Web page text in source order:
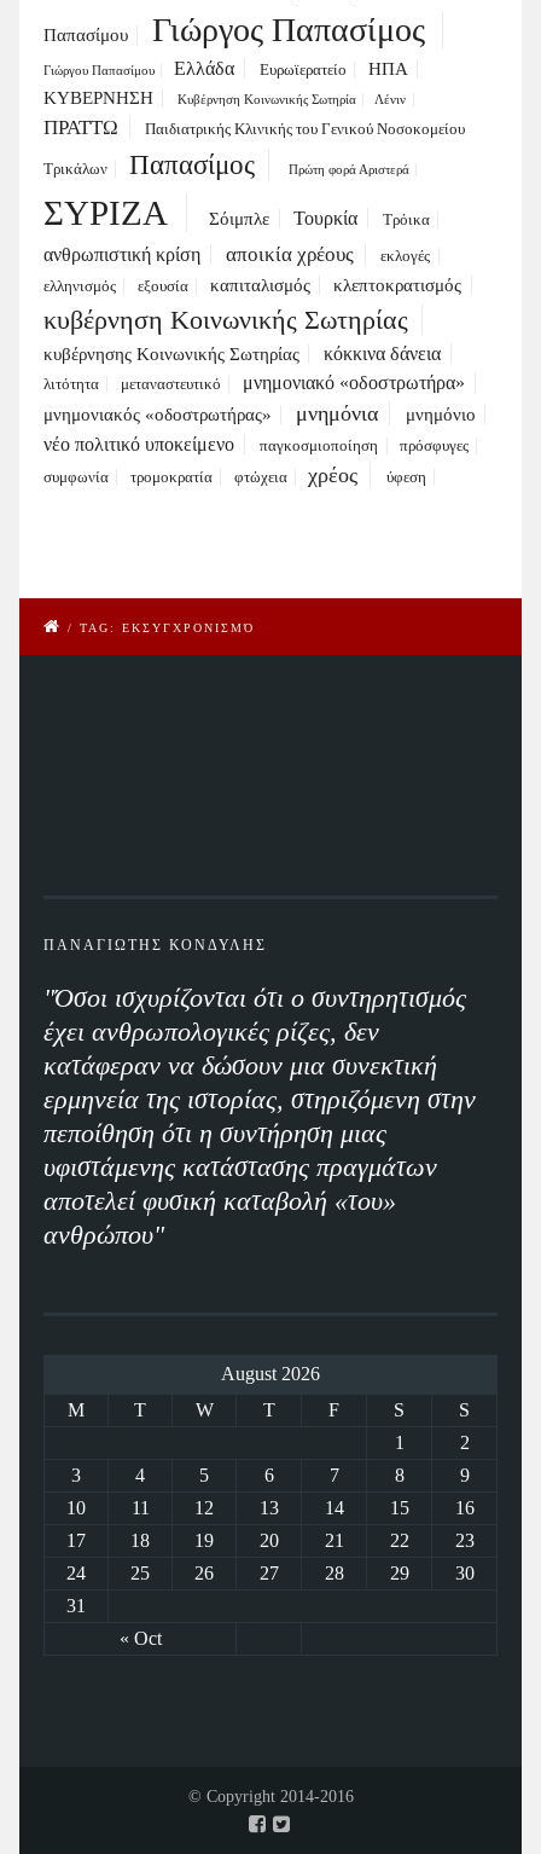
Παπασίμου Γιώργος Παπασίμος
Γιώργου Παπασίμου Ελλάδα Ευρωϊερατείο
ΗΠΑ
ΚΥΒΕΡΝΗΣΗ
Κυβέρνηση Κοινωνικής Σωτηρία Λένιν
ΠΡΑΤΤΩ Παιδιατρικής Κλινικής του Γενικού Νοσοκομείου
Τρικάλων Παπασίμος Πρώτη φορά Αριστερά
ΣΥΡΙΖΑ Σόιμπλε Τουρκία Τρόικα
ανθρωπιστική κρίση αποικία χρέους
εκλογές
ελληνισμός
εξουσία καπιταλισμός κλεπτοκρατισμός
κυβέρνηση Κοινωνικής Σωτηρίας
κυβέρνησης Κοινωνικής Σωτηρίας κόκκινα δάνεια
λιτότητα μεταναστευτικό μνημονιακό «οδοστρωτήρα»
μνημονιακός «οδοστρωτήρας» μνημόνια μνημόνιο
νέο πολιτικό υποκείμενο παγκοσμιοποίηση
πρόσφυγες
συμφωνία
τρομοκρατία φτώχεια χρέος ύφεση
/ TAG: ΕΚΣΥΓΧΡΟΝΙΣΜΌ
ΠΑΝΑΓΙΩΤΗΣ ΚΟΝΔΥΛΗΣ
"Όσοι ισχυρίζονται ότι ο συντηρητισμός
έχει ανθρωπολογικές ρίζες, δεν
κατάφεραν να δώσουν μια συνεκτική
ερμηνεία της ιστορίας, στηριζόμενη στην
πεποίθηση ότι η συντήρηση μιας
υφιστάμενης κατάστασης πραγμάτων
αποτελεί φυσική καταβολή «του»
ανθρώπου"
August 2026
M
T W T F S S
« Oct
1
2
3
4 5 6 7 8
9
10
11 12 13 14 15
16
17
18 19 20 21 22
23
24
25 26 27 28 29
30
31
© Copyright 2014-2016